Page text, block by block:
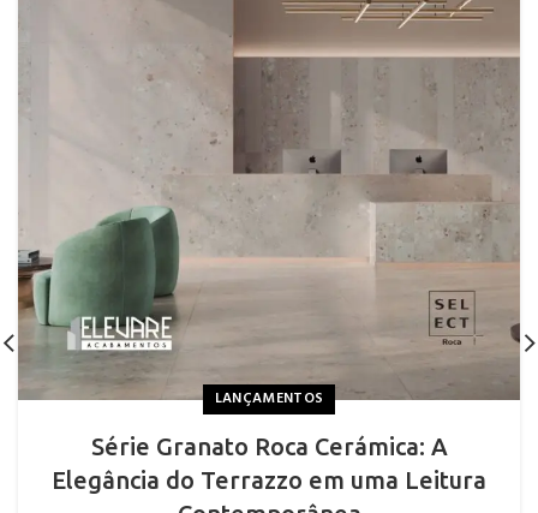
LANÇAMENTOS
Série Granato Roca Cerámica: A
Elegância do Terrazzo em uma Leitura